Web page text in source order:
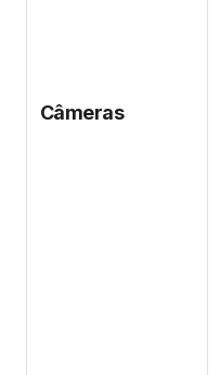
Câmeras